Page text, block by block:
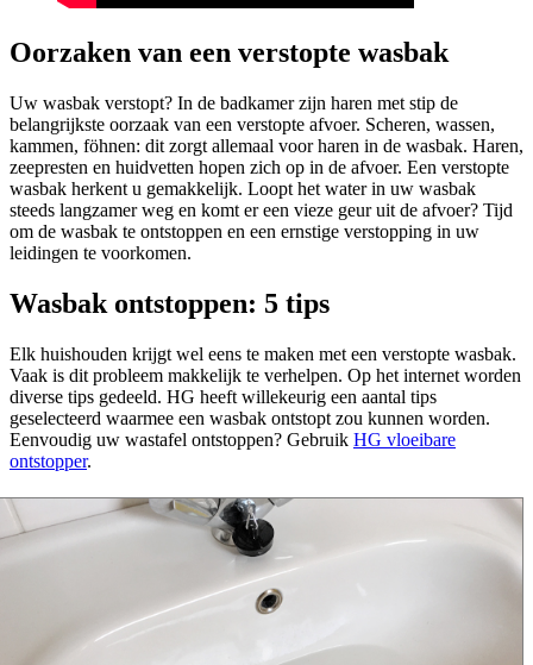
Oorzaken van een verstopte wasbak
Uw wasbak verstopt? In de badkamer zijn haren met stip de
belangrijkste oorzaak van een verstopte afvoer. Scheren, wassen,
kammen, föhnen: dit zorgt allemaal voor haren in de wasbak. Haren,
zeepresten en huidvetten hopen zich op in de afvoer. Een verstopte
wasbak herkent u gemakkelijk. Loopt het water in uw wasbak
steeds langzamer weg en komt er een vieze geur uit de afvoer? Tijd
om de wasbak te ontstoppen en een ernstige verstopping in uw
leidingen te voorkomen.
Wasbak ontstoppen: 5 tips
Elk huishouden krijgt wel eens te maken met een verstopte wasbak.
Vaak is dit probleem makkelijk te verhelpen. Op het internet worden
diverse tips gedeeld. HG heeft willekeurig een aantal tips
geselecteerd waarmee een wasbak ontstopt zou kunnen worden.
Eenvoudig uw wastafel ontstoppen? Gebruik HG vloeibare
ontstopper.